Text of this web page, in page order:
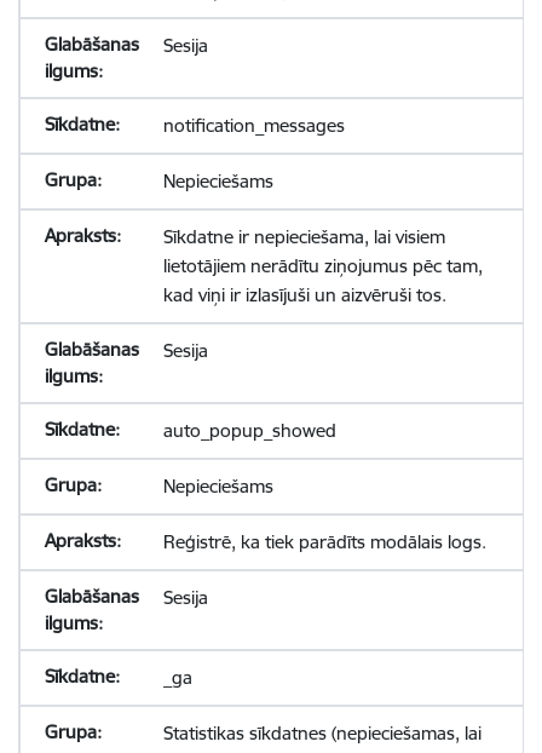
Sesija
notification_messages
Nepieciešams
Sīkdatne ir nepieciešama, lai visiem
lietotājiem nerādītu ziņojumus pēc tam,
kad viņi ir izlasījuši un aizvēruši tos.
Sesija
auto_popup_showed
Nepieciešams
Reģistrē, ka tiek parādīts modālais logs.
Sesija
_ga
Statistikas sīkdatnes (nepieciešamas, lai